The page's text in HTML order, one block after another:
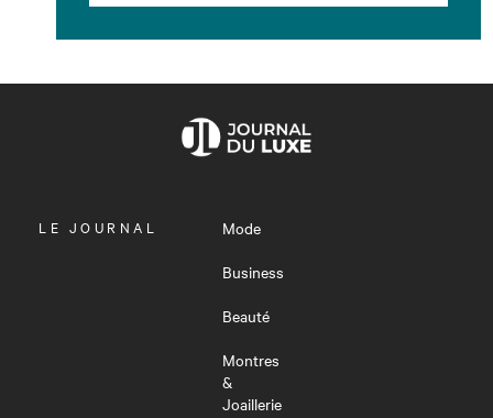
OUVRIR
LE JOURNAL
Mode
Business
Beauté
Montres
&
Joaillerie